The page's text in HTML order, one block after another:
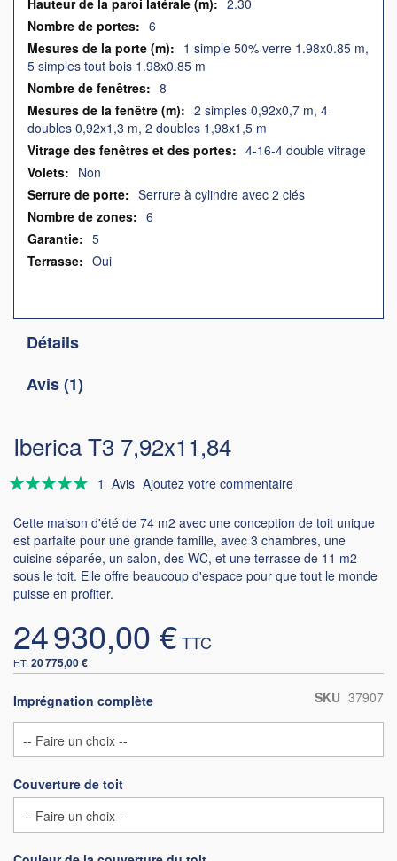
Iberica T3 7,92x11,84
Évaluation:
1 Avis Ajoutez votre commentaire
Cette maison d'été de 74 m2 avec une conception de toit unique
est parfaite pour une grande famille, avec 3 chambres, une
cuisine séparée, un salon, des WC, et une terrasse de 11 m2
sous le toit. Elle offre beaucoup d'espace pour que tout le monde
puisse en profiter.
24 930,00 €
20 775,00 €
SKU 37907
Imprégnation complète
Couverture de toit
2.30
6
1 simple 50% verre 1.98x0.85 m,
5 simples tout bois 1.98x0.85 m
8
2 simples 0,92x0,7 m, 4
doubles 0,92x1,3 m, 2 doubles 1,98x1,5 m
4-16-4 double vitrage
Non
Serrure à cylindre avec 2 clés
6
5
Oui
Détails
Avis 1